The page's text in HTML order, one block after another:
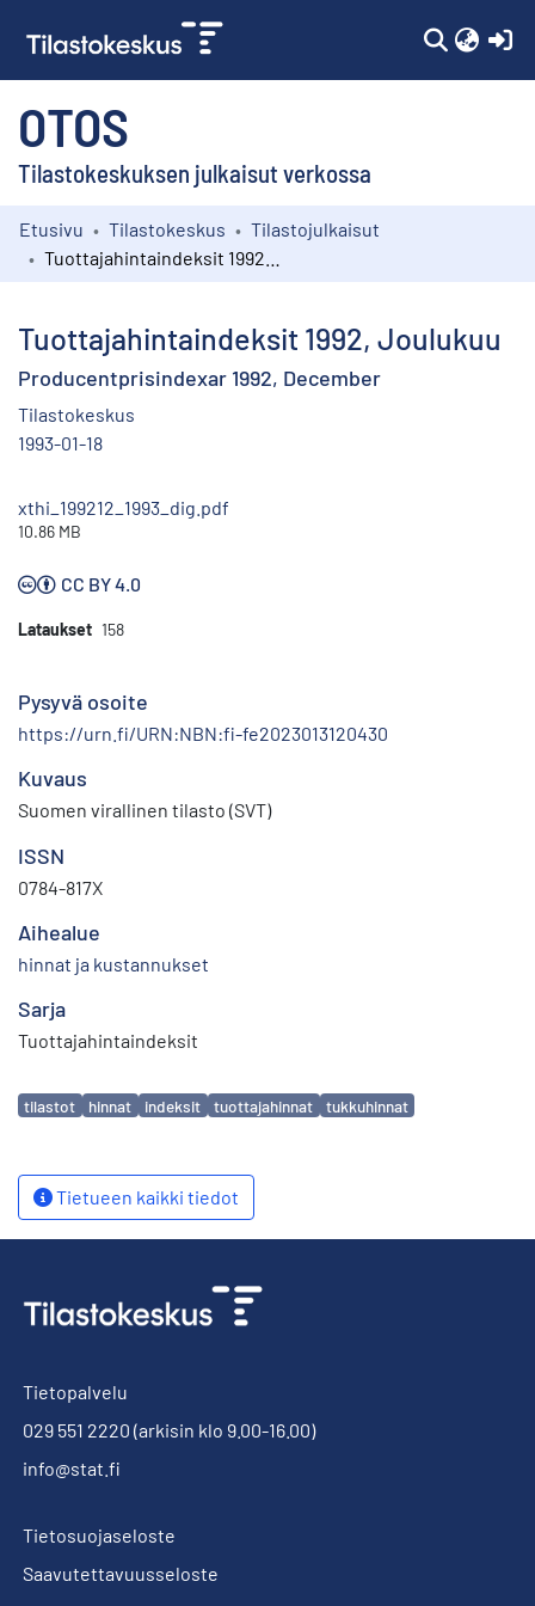
OTOS
Tilastokeskuksen julkaisut verkossa
Kokoelmat
Etusivu Tilastokeskus
Tilastojulkaisut
Tuottajahintaindeksit 1992, Joulukuu
Producentprisindexar 1992, December
Tilastokeskus
1993-01-18
xthi_199212_1993_dig.pdf
10.86 MB
CC BY 4.0
Lataukset 158
Pysyvä osoite
https://urn.fi/URN:NBN:fi-fe2023013120430
Kuvaus
Suomen virallinen tilasto (SVT)
ISSN
0784-817X
Aihealue
hinnat ja kustannukset
Sarja
Tuottajahintaindeksit
Avainsanat
tilastot hinnat indeksit tuottajahinnat tukkuhinnat
Tietueen kaikki tiedot
Tietopalvelu
029 551 2220 (arkisin klo 9.00-16.00)
info@stat.fi
Tietosuojaseloste
Saavutettavuusseloste